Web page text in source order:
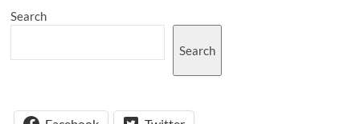
Search
Search